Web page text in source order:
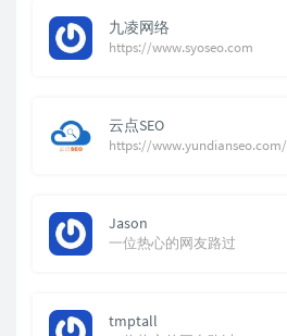
九凌网络
https://www.syoseo.com
云点SEO
https://www.yundianseo.com/
Jason
一位热心的网友路过
tmptall